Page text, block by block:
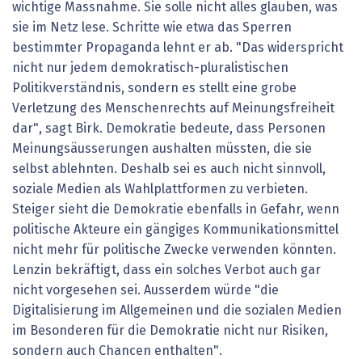
wichtige Massnahme. Sie solle nicht alles glauben, was
sie im Netz lese. Schritte wie etwa das Sperren
bestimmter Propaganda lehnt er ab. "Das widerspricht
nicht nur jedem demokratisch-pluralistischen
Politikverständnis, sondern es stellt eine grobe
Verletzung des Menschenrechts auf Meinungsfreiheit
dar", sagt Birk. Demokratie bedeute, dass Personen
Meinungsäusserungen aushalten müssten, die sie
selbst ablehnten. Deshalb sei es auch nicht sinnvoll,
soziale Medien als Wahlplattformen zu verbieten.
Steiger sieht die Demokratie ebenfalls in Gefahr, wenn
politische Akteure ein gängiges Kommunikationsmittel
nicht mehr für politische Zwecke verwenden könnten.
Lenzin bekräftigt, dass ein solches Verbot auch gar
nicht vorgesehen sei. Aus­serdem würde "die
Digitalisierung im Allgemeinen und die sozialen Medien
im Besonderen für die Demokratie nicht nur Risiken,
sondern auch Chancen enthalten".